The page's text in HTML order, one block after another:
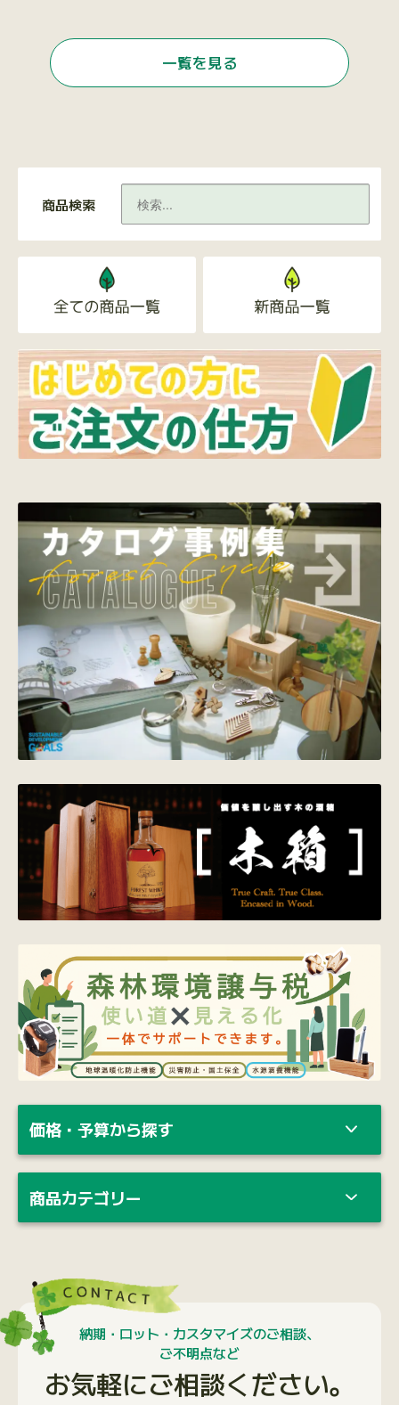
一覧を見る
商品検索
価格・予算から探す
商品カテゴリー
納期・ロット・カスタマイズのご相談、
ご不明点など
お気軽にご相談ください。